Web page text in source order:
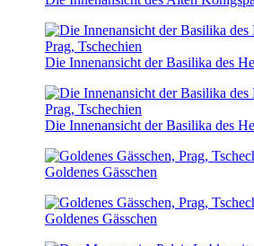
Die Innenansicht der Basilika des
Die Innenansicht der Basilika des
Goldenes Gässchen
Goldenes Gässchen